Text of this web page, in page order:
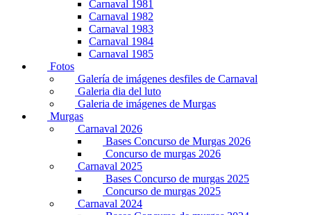
Carnaval 1981
Carnaval 1982
Carnaval 1983
Carnaval 1984
Carnaval 1985
Fotos
Galería de imágenes desfiles de Carnaval
Galeria dia del luto
Galeria de imágenes de Murgas
Murgas
Carnaval 2026
Bases Concurso de Murgas 2026
Concurso de murgas 2026
Carnaval 2025
Bases Concurso de murgas 2025
Concurso de murgas 2025
Carnaval 2024